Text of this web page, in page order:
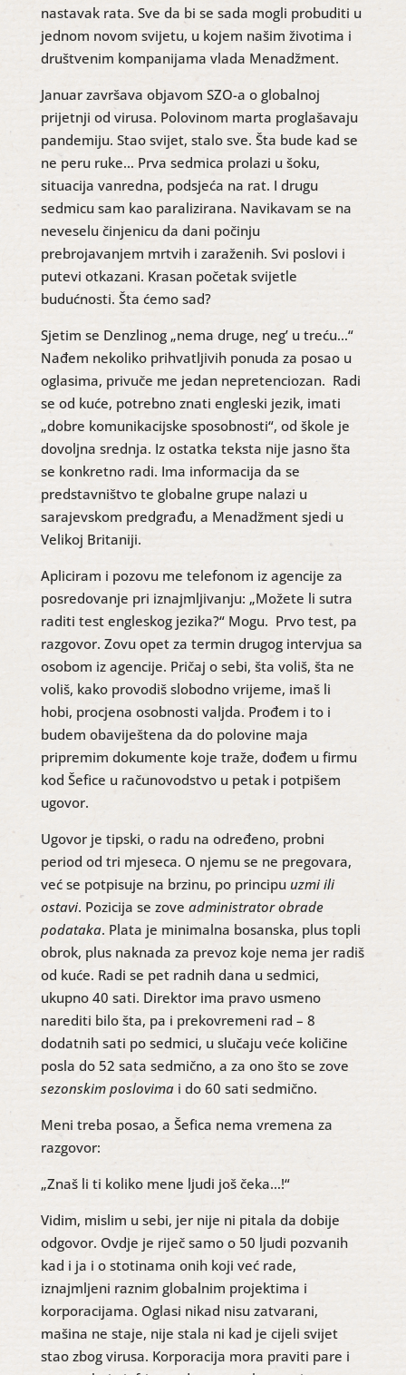
nastavak rata. Sve da bi se sada mogli probuditi u
jednom novom svijetu, u kojem našim životima i
društvenim kompanijama vlada Menadžment.
Januar završava objavom SZO-a o globalnoj
prijetnji od virusa. Polovinom marta proglašavaju
pandemiju. Stao svijet, stalo sve. Šta bude kad se
ne peru ruke… Prva sedmica prolazi u šoku,
situacija vanredna, podsjeća na rat. I drugu
sedmicu sam kao paralizirana. Navikavam se na
neveselu činjenicu da dani počinju
prebrojavanjem mrtvih i zaraženih. Svi poslovi i
putevi otkazani. Krasan početak svijetle
budućnosti. Šta ćemo sad?
Sjetim se Denzlinog „nema druge, neg’ u treću…“
Nađem nekoliko prihvatljivih ponuda za posao u
oglasima, privuče me jedan nepretenciozan. Radi
se od kuće, potrebno znati engleski jezik, imati
„dobre komunikacijske sposobnosti“, od škole je
dovoljna srednja. Iz ostatka teksta nije jasno šta
se konkretno radi. Ima informacija da se
predstavništvo te globalne grupe nalazi u
sarajevskom predgrađu, a Menadžment sjedi u
Velikoj Britaniji.
Apliciram i pozovu me telefonom iz agencije za
posredovanje pri iznajmljivanju: „Možete li sutra
raditi test engleskog jezika?“ Mogu. Prvo test, pa
razgovor. Zovu opet za termin drugog intervjua sa
osobom iz agencije. Pričaj o sebi, šta voliš, šta ne
voliš, kako provodiš slobodno vrijeme, imaš li
hobi, procjena osobnosti valjda. Prođem i to i
budem obaviještena da do polovine maja
pripremim dokumente koje traže, dođem u firmu
kod Šefice u računovodstvo u petak i potpišem
ugovor.
Ugovor je tipski, o radu na određeno, probni
period od tri mjeseca. O njemu se ne pregovara,
već se potpisuje na brzinu, po principu uzmi ili
ostavi. Pozicija se zove administrator obrade
podataka. Plata je minimalna bosanska, plus topli
obrok, plus naknada za prevoz koje nema jer radiš
od kuće. Radi se pet radnih dana u sedmici,
ukupno 40 sati. Direktor ima pravo usmeno
narediti bilo šta, pa i prekovremeni rad – 8
dodatnih sati po sedmici, u slučaju veće količine
posla do 52 sata sedmično, a za ono što se zove
sezonskim poslovimai do 60 sati sedmično.
Meni treba posao, a Šefica nema vremena za
razgovor:
„Znaš li ti koliko mene ljudi još čeka…!“
Vidim, mislim u sebi, jer nije ni pitala da dobije
odgovor. Ovdje je riječ samo o 50 ljudi pozvanih
kad i ja i o stotinama onih koji već rade,
iznajmljeni raznim globalnim projektima i
korporacijama. Oglasi nikad nisu zatvarani,
mašina ne staje, nije stala ni kad je cijeli svijet
stao zbog virusa. Korporacija mora praviti pare i